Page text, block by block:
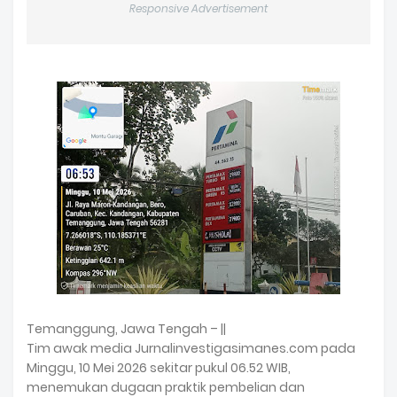
Responsive Advertisement
Temanggung, Jawa Tengah – ||
Tim awak media Jurnalinvestigasimanes.com pada
Minggu, 10 Mei 2026 sekitar pukul 06.52 WIB,
menemukan dugaan praktik pembelian dan